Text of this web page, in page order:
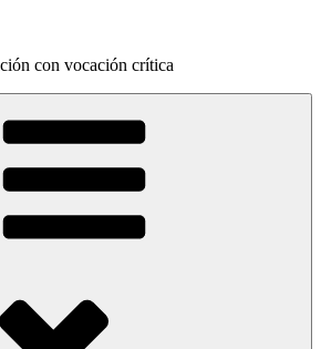
con vocación crítica